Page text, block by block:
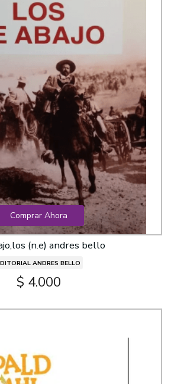
Comprar Ahora
(n.e) andres bello
ANDRES BELLO
$ 4.000